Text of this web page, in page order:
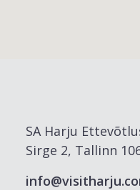
SA Harju
Sirge 2, Tallinn